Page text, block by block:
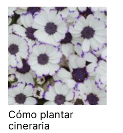
Cómo plantar
cineraria